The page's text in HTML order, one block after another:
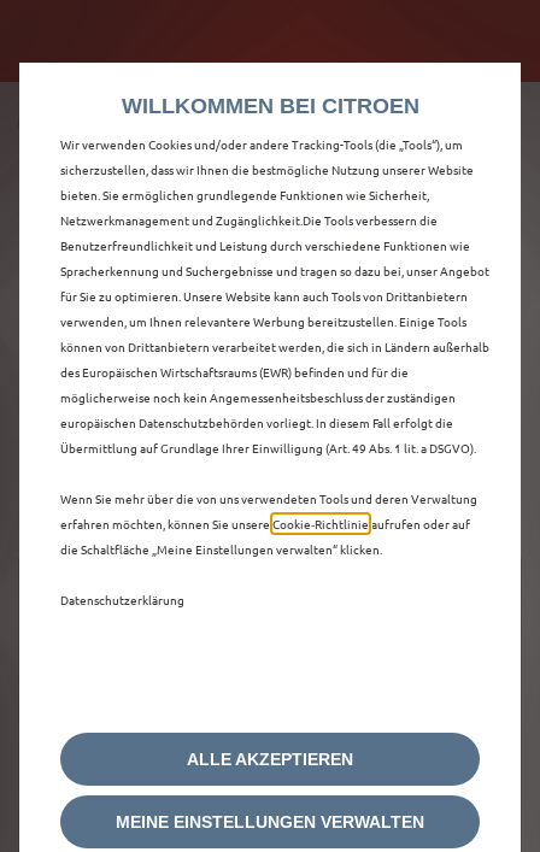
ENTDECKEN SIE ALLE
Ë-C4 X
VORFÜHRWAGEN MIT
ELEKTRO ANTRIEB IN
MÜNSTER
WILLKOMMEN BEI CITROEN
Wir verwenden Cookies und/oder andere Tracking-Tools (die „Tools“), um
sicherzustellen, dass wir Ihnen die bestmögliche Nutzung unserer Website
bieten. Sie ermöglichen grundlegende Funktionen wie Sicherheit,
Netzwerkmanagement und Zugänglichkeit.Die Tools verbessern die
Benutzerfreundlichkeit und Leistung durch verschiedene Funktionen wie
Spracherkennung und Suchergebnisse und tragen so dazu bei, unser Angebot
für Sie zu optimieren. Unsere Website kann auch Tools von Drittanbietern
verwenden, um Ihnen relevantere Werbung bereitzustellen. Einige Tools
können von Drittanbietern verarbeitet werden, die sich in Ländern außerhalb
des Europäischen Wirtschaftsraums (EWR) befinden und für die
möglicherweise noch kein Angemessenheitsbeschluss der zuständigen
europäischen Datenschutzbehörden vorliegt. In diesem Fall erfolgt die
Übermittlung auf Grundlage Ihrer Einwilligung (Art. 49 Abs. 1 lit. a DSGVO).
Wenn Sie mehr über die von uns verwendeten Tools und deren Verwaltung
erfahren möchten, können Sie unsere Cookie‑Richtlinie aufrufen oder auf
die Schaltfläche „Meine Einstellungen verwalten“ klicken.
Datenschutzerklärung
MEINE EINSTELLUNGEN VERWALTEN
ALLE AKZEPTIEREN